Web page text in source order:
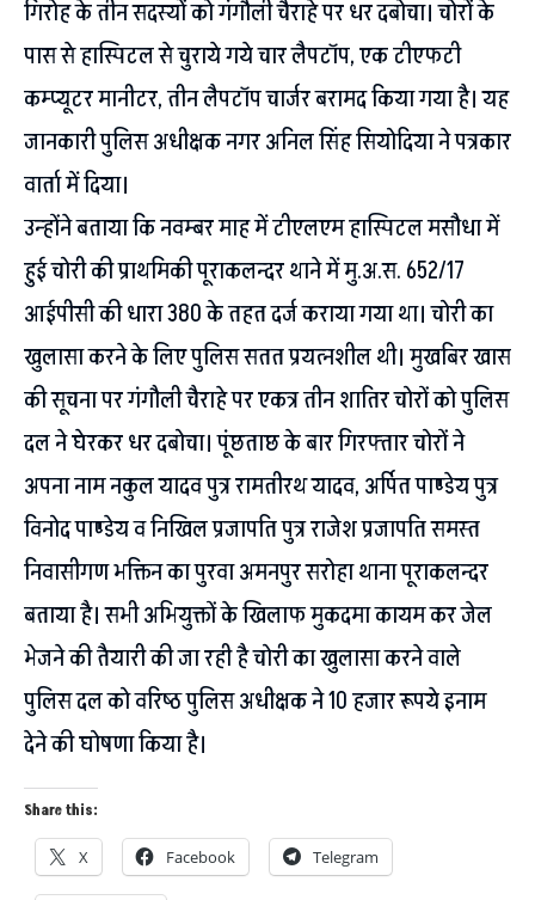
गिरोह के तीन सदस्यों को गंगौली चैराहे पर धर दबोचा। चोरों के
पास से हास्पिटल से चुराये गये चार लैपटाॅप, एक टीएफटी
कम्प्यूटर मानीटर, तीन लैपटाॅप चार्जर बरामद किया गया है। यह
जानकारी पुलिस अधीक्षक नगर अनिल सिंह सियोदिया ने पत्रकार
वार्ता में दिया।
उन्होंने बताया कि नवम्बर माह में टीएलएम हास्पिटल मसौधा में
हुई चोरी की प्राथमिकी पूराकलन्दर थाने में मु.अ.स. 652/17
आईपीसी की धारा 380 के तहत दर्ज कराया गया था। चोरी का
खुलासा करने के लिए पुलिस सतत प्रयत्नशील थी। मुखबिर खास
की सूचना पर गंगौली चैराहे पर एकत्र तीन शातिर चोरों को पुलिस
दल ने घेरकर धर दबोचा। पूंछताछ के बार गिरफ्तार चोरों ने
अपना नाम नकुल यादव पुत्र रामतीरथ यादव, अर्पित पाण्डेय पुत्र
विनोद पाण्डेय व निखिल प्रजापति पुत्र राजेश प्रजापति समस्त
निवासीगण भक्तिन का पुरवा अमनपुर सरोहा थाना पूराकलन्दर
बताया है। सभी अभियुक्तों के खिलाफ मुकदमा कायम कर जेल
भेजने की तैयारी की जा रही है चोरी का खुलासा करने वाले
पुलिस दल को वरिष्ठ पुलिस अधीक्षक ने 10 हजार रूपये इनाम
देने की घोषणा किया है।
Share this:
X Facebook Telegram